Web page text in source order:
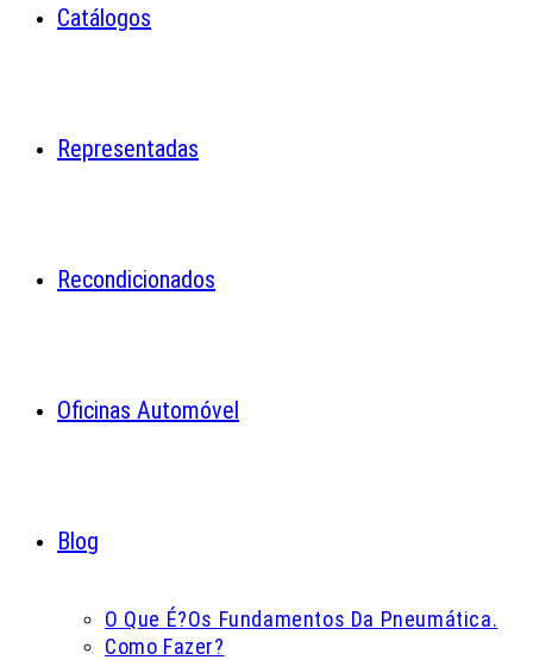
Catálogos
Representadas
Recondicionados
Oficinas Automóvel
Blog
O Que É?Os Fundamentos Da Pneumática.
Como Fazer?